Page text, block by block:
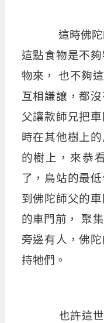
這時佛陀
這點食物是不
物來， 也不夠
互相謙讓，都
父讓款師兄把
時在其他樹上
的樹上，來恭
了，鳥站的最
到佛陀師父的
的車門前， 聚
旁邊有人，佛
持牠們。
也許這世